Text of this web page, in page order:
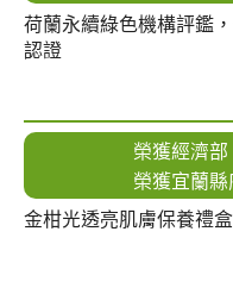
荷蘭永續綠色機構評鑑
認證
榮獲經濟部
榮獲宜蘭縣
金柑光透亮肌膚保養禮